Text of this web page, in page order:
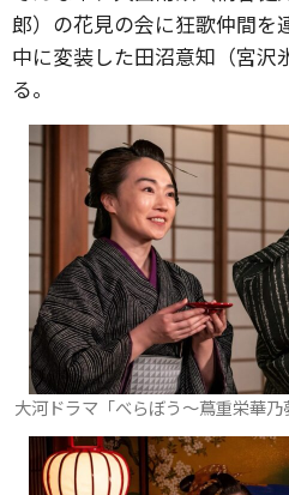
郎）の花見の会に狂歌仲間を
中に変装した田沼意知（宮沢
る。
大河ドラマ「べらぼう～蔦重栄華